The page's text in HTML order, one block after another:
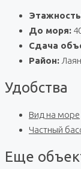
До моря:
Сдача
Район:Лаян
Удобства
Вид на море
Частный
Еще